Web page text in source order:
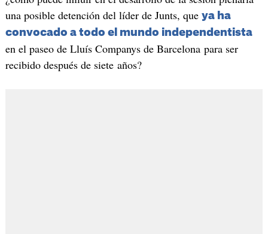
una posible detención del líder de Junts, que ya ha
convocado a todo el mundo independentista
en el paseo de Lluís Companys de Barcelona para ser
recibido después de siete años?